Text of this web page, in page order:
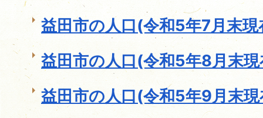
益田市の人口(令和5年7月末現
益田市の人口(令和5年8月末
益田市の人口(令和5年9月末